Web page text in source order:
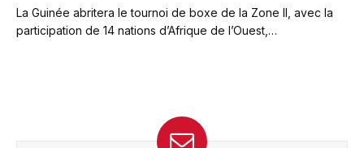
La Guinée abritera le tournoi de boxe de la Zone II, avec la
participation de 14 nations d’Afrique de l’Ouest,…